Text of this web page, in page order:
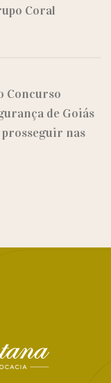
Coral
Concurso
de Goiás
nas